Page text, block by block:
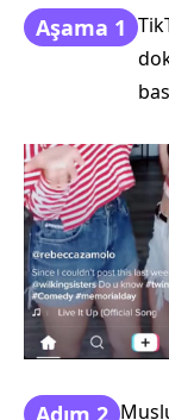
Aşama 1